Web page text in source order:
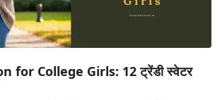
IDEAS
for College Girls: 12 ट्रेंडी स्वेटर